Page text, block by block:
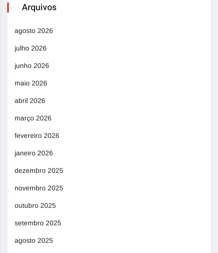
Arquivos
agosto 2026
julho 2026
junho 2026
maio 2026
abril 2026
março 2026
fevereiro 2026
janeiro 2026
dezembro 2025
novembro 2025
outubro 2025
setembro 2025
agosto 2025